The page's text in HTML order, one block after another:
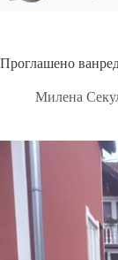
Проглашено
Милена